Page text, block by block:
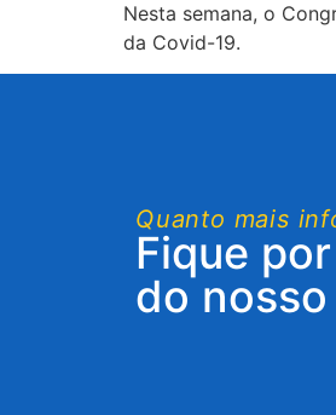
Nesta semana, o
da Covid-19.
Quanto mais
Fique
do